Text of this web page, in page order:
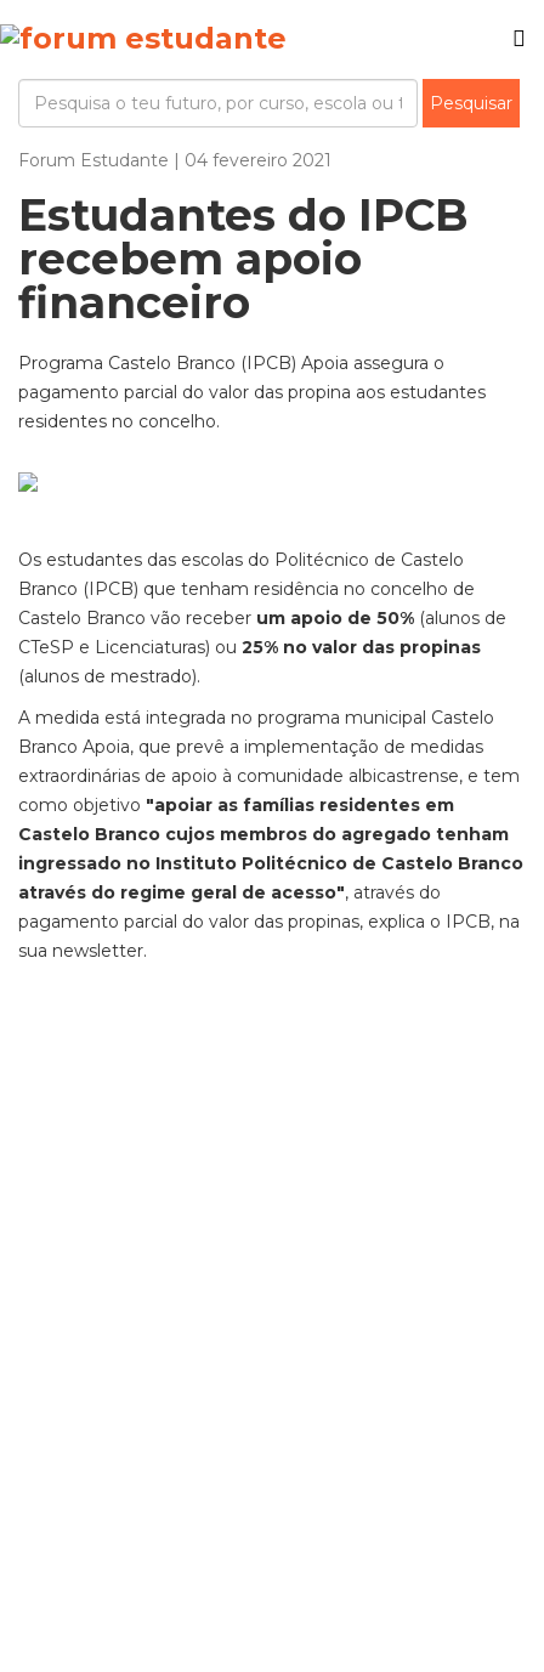
Forum Estudante | 04 fevereiro 2021
Estudantes do IPCB
recebem apoio
financeiro
Programa Castelo Branco (IPCB) Apoia assegura o
pagamento parcial do valor das propina aos estudantes
residentes no concelho.
Os estudantes das escolas do Politécnico de Castelo
Branco (IPCB) que tenham residência no concelho de
Castelo Branco vão receber um apoio de 50% (alunos de
CTeSP e Licenciaturas) ou 25% no valor das propinas
(alunos de mestrado).
A medida está integrada no programa municipal Castelo
Branco Apoia, que prevê a implementação de medidas
extraordinárias de apoio à comunidade albicastrense, e tem
como objetivo "apoiar as famílias residentes em
Castelo Branco cujos membros do agregado tenham
ingressado no Instituto Politécnico de Castelo Branco
através do regime geral de acesso", através do
pagamento parcial do valor das propinas, explica o IPCB, na
sua newsletter.